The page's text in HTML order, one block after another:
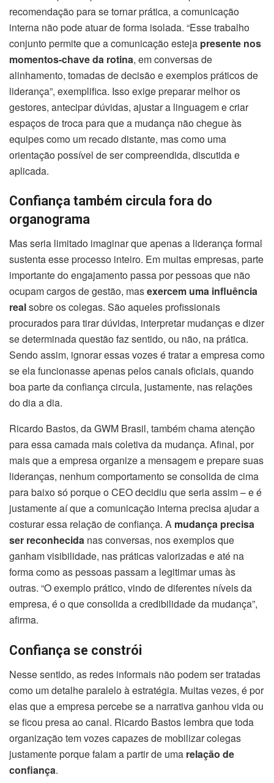
recomendação para se tornar prática, a comunicação
interna não pode atuar de forma isolada. “Esse trabalho
conjunto permite que a comunicação esteja presente nos
momentos-chave da rotina, em conversas de
alinhamento, tomadas de decisão e exemplos práticos de
liderança”, exemplifica. Isso exige preparar melhor os
gestores, antecipar dúvidas, ajustar a linguagem e criar
espaços de troca para que a mudança não chegue às
equipes como um recado distante, mas como uma
orientação possível de ser compreendida, discutida e
aplicada.
Confiança também circula fora do
organograma
Mas seria limitado imaginar que apenas a liderança formal
sustenta esse processo inteiro. Em muitas empresas, parte
importante do engajamento passa por pessoas que não
ocupam cargos de gestão, masexercem uma influência
realsobre os colegas. São aqueles profissionais
procurados para tirar dúvidas, interpretar mudanças e dizer
se determinada questão faz sentido, ou não, na prática.
Sendo assim, ignorar essas vozes é tratar a empresa como
se ela funcionasse apenas pelos canais oficiais, quando
boa parte da confiança circula, justamente, nas relações
do dia a dia.
Ricardo Bastos, da GWM Brasil, também chama atenção
para essa camada mais coletiva da mudança. Afinal, por
mais que a empresa organize a mensagem e prepare suas
lideranças, nenhum comportamento se consolida de cima
para baixo só porque o CEO decidiu que seria assim – e é
justamente aí que a comunicação interna precisa ajudar a
costurar essa relação de confiança. A mudança precisa
ser reconhecida nas conversas, nos exemplos que
ganham visibilidade, nas práticas valorizadas e até na
forma como as pessoas passam a legitimar umas às
outras. “O exemplo prático, vindo de diferentes níveis da
empresa, é o que consolida a credibilidade da mudança”,
afirma.
Confiança se constrói
Nesse sentido, as redes informais não podem ser tratadas
como um detalhe paralelo à estratégia. Muitas vezes, é por
elas que a empresa percebe se a narrativa ganhou vida ou
se ficou presa ao canal. Ricardo Bastos lembra que toda
organização tem vozes capazes de mobilizar colegas
justamente porque falam a partir de uma relação de
confiança.